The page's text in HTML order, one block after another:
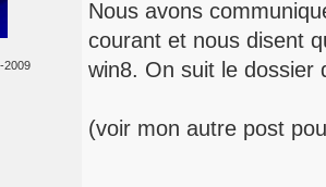
2009
Nous avons
courant et nous disent
win8. On suit le dossier
(voir mon autre post